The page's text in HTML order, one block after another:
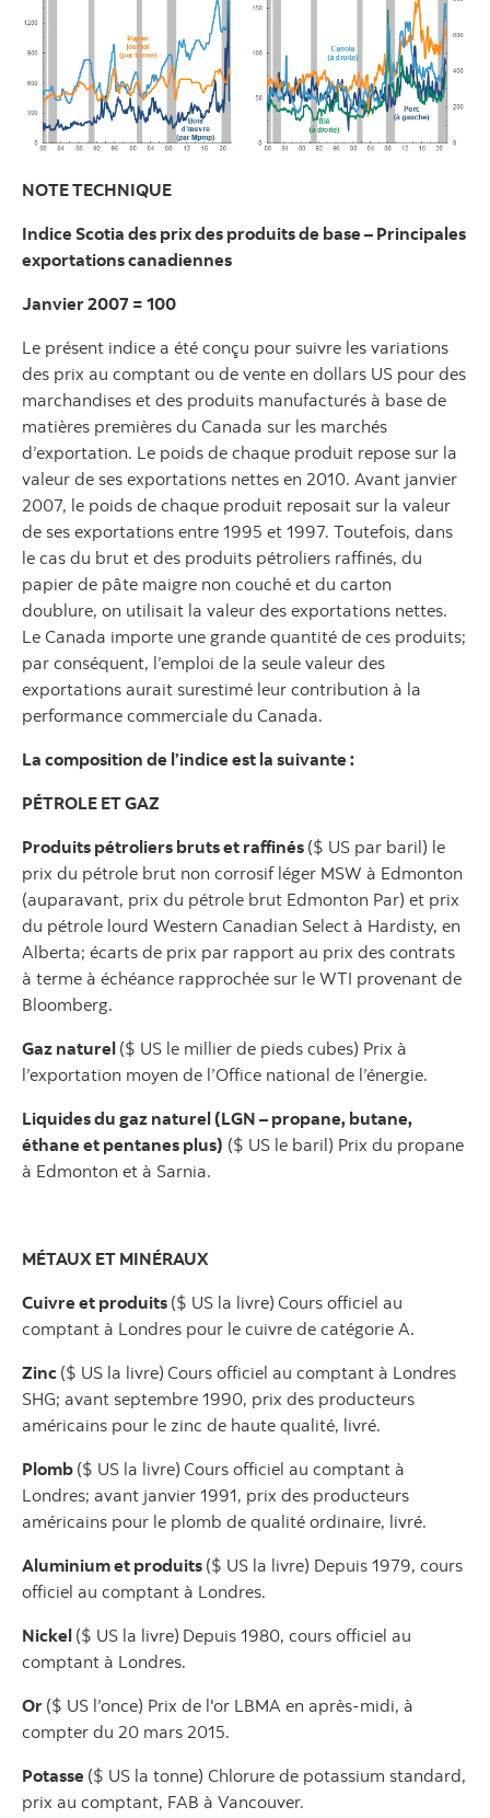
NOTE TECHNIQUE
Indice Scotia des prix des produits de base – Principales
exportations canadiennes
Janvier 2007 = 100
Le présent indice a été conçu pour suivre les variations
des prix au comptant ou de vente en dollars US pour des
marchandises et des produits manufacturés à base de
matières premières du Canada sur les marchés
d’exportation. Le poids de chaque produit repose sur la
valeur de ses exportations nettes en 2010. Avant janvier
2007, le poids de chaque produit reposait sur la valeur
de ses exportations entre 1995 et 1997. Toutefois, dans
le cas du brut et des produits pétroliers raffinés, du
papier de pâte maigre non couché et du carton
doublure, on utilisait la valeur des exportations nettes.
Le Canada importe une grande quantité de ces produits;
par conséquent, l’emploi de la seule valeur des
exportations aurait surestimé leur contribution à la
performance commerciale du Canada.
La composition de l’indice est la suivante :
PÉTROLE ET GAZ
Produits pétroliers bruts et raffinés ($ US par baril) le
prix du pétrole brut non corrosif léger MSW à Edmonton
(auparavant, prix du pétrole brut Edmonton Par) et prix
du pétrole lourd Western Canadian Select à Hardisty, en
Alberta; écarts de prix par rapport au prix des contrats
à terme à échéance rapprochée sur le WTI provenant de
Bloomberg.
Gaz naturel ($ US le millier de pieds cubes) Prix à
l’exportation moyen de l’Office national de l’énergie.
Liquides du gaz naturel (LGN – propane, butane,
éthane et pentanes plus) ($ US le baril) Prix du propane
à Edmonton et à Sarnia.
MÉTAUX ET MINÉRAUX
Cuivre et produits ($ US la livre) Cours officiel au
comptant à Londres pour le cuivre de catégorie A.
Zinc ($ US la livre) Cours officiel au comptant à Londres
SHG; avant septembre 1990, prix des producteurs
américains pour le zinc de haute qualité, livré.
Plomb ($ US la livre) Cours officiel au comptant à
Londres; avant janvier 1991, prix des producteurs
américains pour le plomb de qualité ordinaire, livré.
Aluminium et produits ($ US la livre) Depuis 1979, cours
officiel au comptant à Londres.
Nickel ($ US la livre) Depuis 1980, cours officiel au
comptant à Londres.
Or ($ US l’once) Prix de l'or LBMA en après-midi, à
compter du 20 mars 2015.
Potasse ($ US la tonne) Chlorure de potassium standard,
prix au comptant, FAB à Vancouver.